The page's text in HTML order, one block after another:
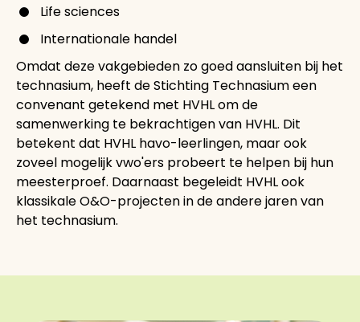
Life sciences
Internationale handel
Omdat deze vakgebieden zo goed aansluiten bij het
technasium, heeft de Stichting Technasium een
convenant getekend met HVHL om de
samenwerking te bekrachtigen van HVHL. Dit
betekent dat HVHL havo-leerlingen, maar ook
zoveel mogelijk vwo'ers probeert te helpen bij hun
meesterproef. Daarnaast begeleidt HVHL ook
klassikale O&O-projecten in de andere jaren van
het technasium.